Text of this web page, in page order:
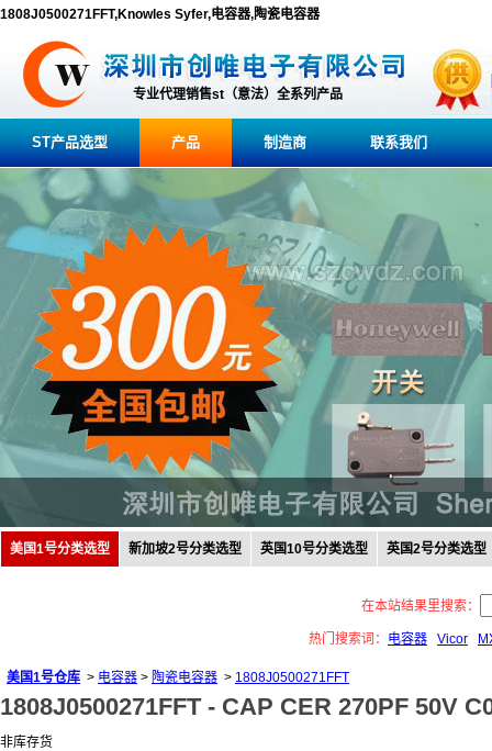
1808J0500271FFT,Knowles Syfer,电容器,陶瓷电容器
专业代理销售st（意法）全系列产品
ST产品选型 产品 制造商 联系我们
美国1号分类选型 新加坡2号分类选型 英国10号分类选型 英国2号分类选型
在本站结果里搜索：
热门搜索词： 电容器 Vicor
美国1号仓库 > 电容器 > 陶瓷电容器 > 1808J0500271FFT
1808J0500271FFT - CAP CER 270PF 50V
非库存货